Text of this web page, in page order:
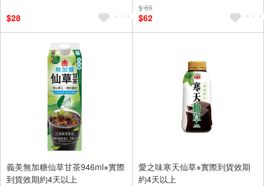
$28
$ 69
$62
義美無加糖仙草甘茶946ml※實際
到貨效期約4天以上
愛之味寒天仙草※實際到貨效期
約4天以上